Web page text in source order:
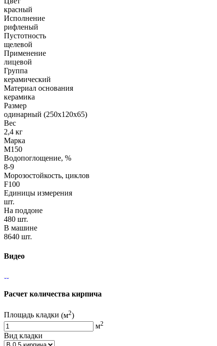
красный
Исполнение
рифленый
Пустотность
щелевой
Применение
лицевой
Группа
керамический
Материал основания
керамика
Размер
одинарный (250х120х65)
Вес
2,4 кг
Марка
М150
Водопоглощение, %
8-9
Морозостойкость, циклов
F100
Единицы измерения
шт.
На поддоне
480 шт.
В машине
8640 шт.
Видео
Расчет количества кирпича
Площадь кладки (м2)
м2
Вид кладки